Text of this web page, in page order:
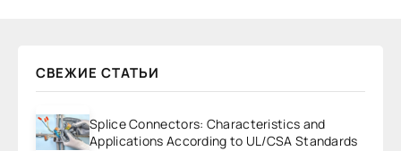
СВЕЖИЕ СТАТЬИ
Splice Connectors: Characteristics and
Applications According to UL/CSA Standards